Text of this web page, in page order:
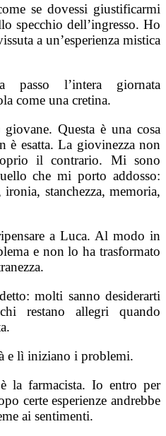
se dovessi giustificarmi
specchio dell’ingresso. Ho
a un’esperienza mistica
passo l’intera giornata
come una cretina.
Questa è una cosa
è esatta. La giovinezza non
il contrario. Mi sono
che mi porto addosso:
stanchezza, memoria,
a Luca. Al modo in
e non lo ha trasformato
molti sanno desiderarti
restano allegri quando
e lì iniziano i problemi.
la farmacista. Io entro per
certe esperienze andrebbe
ai sentimenti.